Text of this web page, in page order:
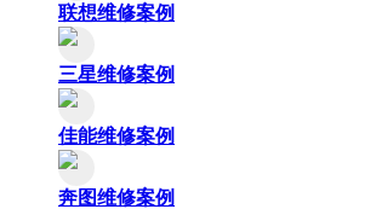
联想维修案例
三星维修案例
佳能维修案例
奔图维修案例